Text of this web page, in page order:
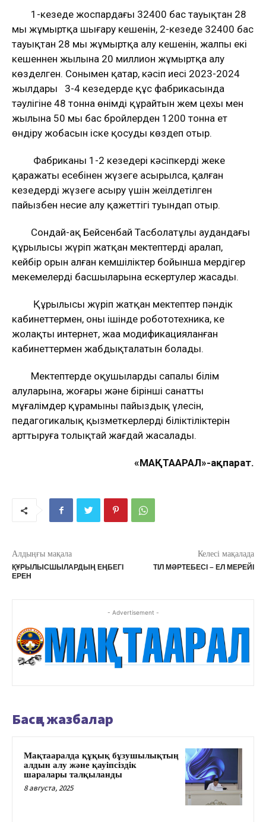
1-кезеңде жоспардағы 32400 бас тауықтан 28
мың жұмыртқа шығару кешенін, 2-кезеңде 32400 бас
тауықтан 28 мың жұмыртқа алу кешенін, жалпы екі
кешеннен жылына 20 миллион жұмыртқа алу
көзделген. Сонымен қатар, кәсіп иесі 2023-2024
жылдары 3-4 кезеңдерде құс фабрикасында
тәулігіне 48 тонна өнімді құрайтын жем цехы мен
жылына 50 мың бас бройлерден 1200 тонна ет
өндіру жобасын іске қосуды көздеп отыр.
Фабриканың 1-2 кезеңдері кәсіпкердің жеке
қаражаты есебінен жүзеге асырылса, қалған
кезеңдерді жүзеге асыру үшін жеңілдетілген
пайызбен несие алу қажеттігі туындап отыр.
Сондай-ақ Бейсенбай Тасболатұлы аудандағы
құрылысы жүріп жатқан мектептерді аралап,
кейбір орын алған кемшіліктер бойынша мердігер
мекемелердің басшыларына ескертулер жасады.
Құрылысы жүріп жатқан мектептер пәндік
кабинеттермен, оның ішінде робототехника, кең
жолақты интернет, жаңа модификацияланған
кабинеттермен жабдықталатын болады.
Мектептерде оқушылардың сапалы білім
алуларына, жоғары және бірінші санатты
мұғалімдер құрамының пайыздық үлесін,
педагогикалық қызметкерлердің біліктіліктерін
арттыруға толықтай жағдай жасалады.
«МАҚТААРАЛ»-ақпарат.
Алдыңғы мақала
ҚҰРЫЛЫСШЫЛАРДЫҢ ЕҢБЕГІ
ЕРЕН
Келесі мақалада
ТІЛ МӘРТЕБЕСІ – ЕЛ МЕРЕЙІ
- Advertisement -
Басқа жазбалар
Мақтааралда құқық бұзушылықтың
алдын алу және қауіпсіздік
шаралары талқыланды
8 августа, 2025